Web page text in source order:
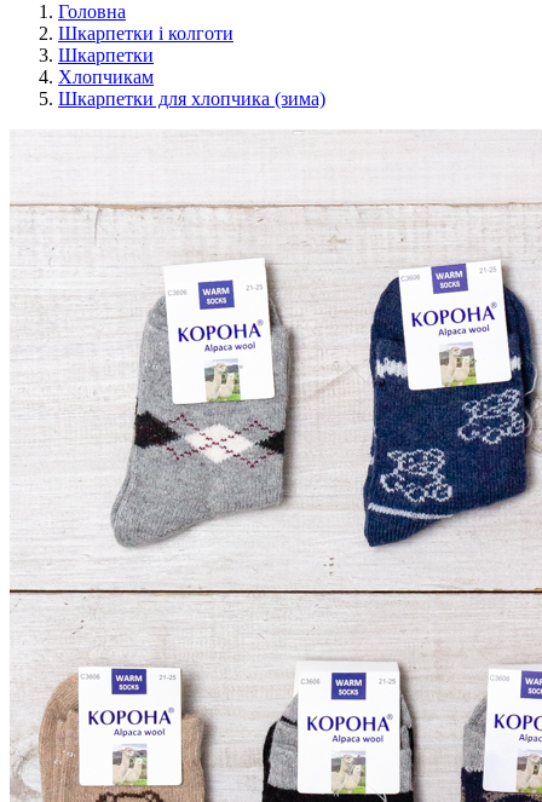
Головна
Шкарпетки і колготи
Шкарпетки
Хлопчикам
Шкарпетки для хлопчика (зима)